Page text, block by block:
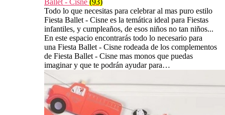
Ballet - Cisne (93)
Todo lo que necesitas para celebrar al mas puro estilo
Fiesta Ballet - Cisne es la temática ideal para Fiestas
infantiles, y cumpleaños, de esos niños no tan niños...
En este espacio encontrarás todo lo necesario para
una Fiesta Ballet - Cisne rodeada de los complementos
de Fiesta Ballet - Cisne mas monos que puedas
imaginar y que te podrán ayudar para…